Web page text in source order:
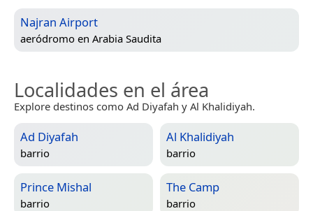
Najran Airport
aeródromo en Arabia Saudita
Localidades en el área
Explore destinos como Ad Diyafah y Al Khalidiyah.
Ad Diyafah
barrio
Al Khalidiyah
barrio
Prince Mishal
barrio
The Camp
barrio